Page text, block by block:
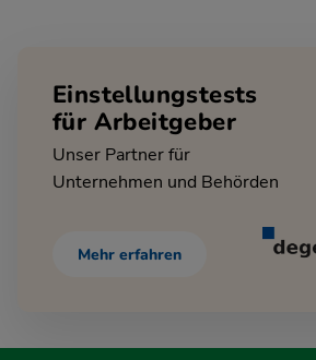
Einstellungstests
für Arbeitgeber
Unser Partner für
Unternehmen und Behörden
Mehr erfahren